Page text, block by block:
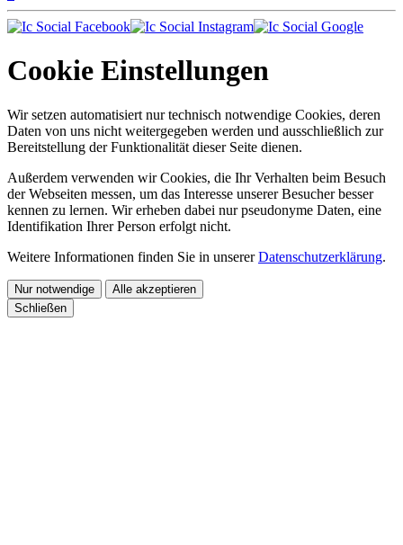
Cookie Einstellungen
Wir setzen automatisiert nur technisch notwendige Cookies, deren
Daten von uns nicht weitergegeben werden und ausschließlich zur
Bereitstellung der Funktionalität dieser Seite dienen.
Außerdem verwenden wir Cookies, die Ihr Verhalten beim Besuch
der Webseiten messen, um das Interesse unserer Besucher besser
kennen zu lernen. Wir erheben dabei nur pseudonyme Daten, eine
Identifikation Ihrer Person erfolgt nicht.
Weitere Informationen finden Sie in unsererDatenschutzerklärung.
Nur notwendige
Alle akzeptieren
Schließen